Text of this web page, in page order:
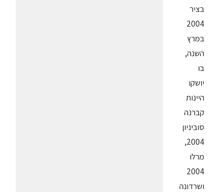
בציר
2004
במרץ
השנה,
בו
יושקו
היינות
קברנה
סוביניון
2004,
מרלו
2004
ושרדונה